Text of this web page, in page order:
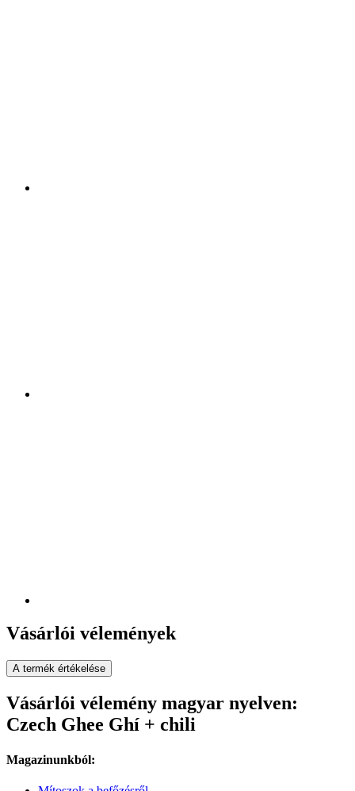
Vásárlói vélemények
A termék értékelése
Vásárlói vélemény magyar nyelven:
Czech Ghee Ghí + chili
Magazinunkból: